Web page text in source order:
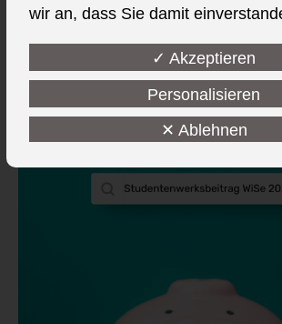
wir an, dass Sie damit
✓ Akzeptieren
Personalisieren
✕ Ablehnen